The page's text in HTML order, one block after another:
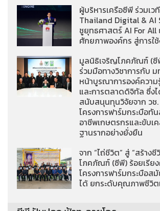
ผู้บริหารเครือซีพี ร่วมเว
Thailand Digital & AI
ชูยุทธศาสตร์ AI For All
ศักยภาพองค์กร สู่การใช้
มูลนิธิเจริญโภคภัณฑ์ (ซี
ร่วมมือทางวิชาการกับ
หน้าบูรณาการองค์ความ
และการตลาดดิจิทัล ซึ่ง
สนับสนุนทุนวิจัยจาก วช
โครงการฟาร์มกระบือทั
อาชีพเกษตรกรและขับเ
ฐานรากอย่างยั่งยืน
จาก “ไถ่ชีวิต” สู่ “สร้าง
โภคภัณฑ์ (ซีพี) ร้อยเรีย
โครงการฟาร์มกระบือส
ได้ ยกระดับคุณภาพชีวิต